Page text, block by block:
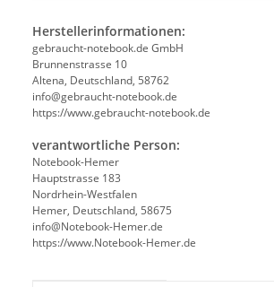
Herstellerinformationen:
gebraucht-notebook.de GmbH
Brunnenstrasse 10
Altena, Deutschland, 58762
info@gebraucht-notebook.de
https://www.gebraucht-notebook.de
verantwortliche Person:
Notebook-Hemer
Hauptstrasse 183
Nordrhein-Westfalen
Hemer, Deutschland, 58675
info@Notebook-Hemer.de
https://www.Notebook-Hemer.de